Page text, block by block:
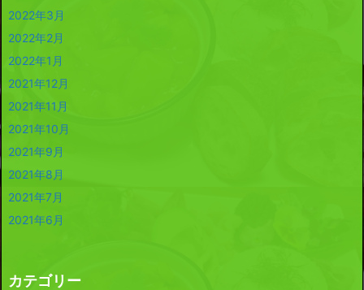
2022年3月
2022年2月
2022年1月
2021年12月
2021年11月
2021年10月
2021年9月
2021年8月
2021年7月
2021年6月
カテゴリー